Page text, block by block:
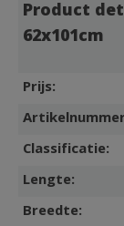
Product
62x101cm
Prijs:
Classificatie:
Lengte:
Breedte: